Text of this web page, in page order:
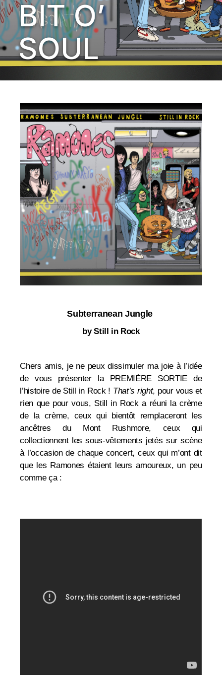
BIT O’
SOUL
Subterranean Jungle
by Still in Rock
Chers amis, je ne peux dissimuler ma joie à l’idée
de vous présenter la PREMIÈRE SORTIE de
l’histoire de Still in Rock ! That’s right, pour vous et
rien que pour vous, Still in Rock a réuni la crème
de la crème, ceux qui bientôt remplaceront les
ancêtres du Mont Rushmore, ceux qui
collectionnent les sous-vêtements jetés sur scène
à l’occasion de chaque concert, ceux qui m’ont dit
que les Ramones étaient leurs amoureux, un peu
comme ça :